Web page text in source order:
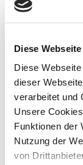
Diese
Diese
dieser
verarbeitet und
Unsere
Funktionen der
Nutzung der
von
_gid